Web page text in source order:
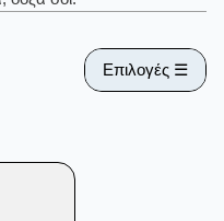
Επιλογές ☰